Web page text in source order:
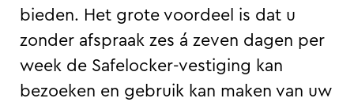
bieden. Het grote voordeel is dat u
zonder afspraak zes á zeven dagen per
week de Safelocker-vestiging kan
bezoeken en gebruik kan maken van uw